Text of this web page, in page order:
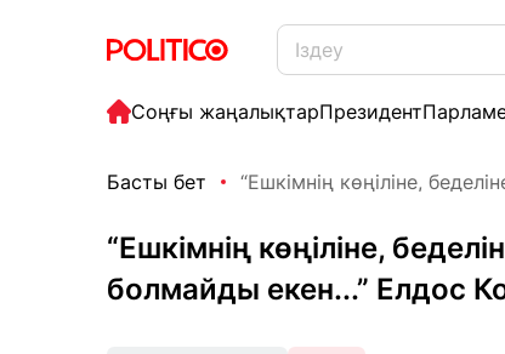
Соңғы жаңалықтарПрезидент
Басты бет “Ешкімнің көңіліне,
“Ешкімнің көңіліне,
болмайды екен...” Елдос